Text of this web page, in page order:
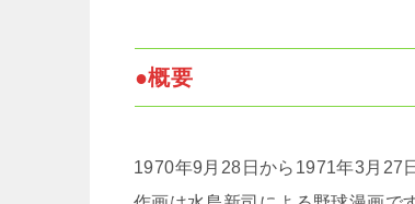
●概要
1970年9月28日から1971年3月27